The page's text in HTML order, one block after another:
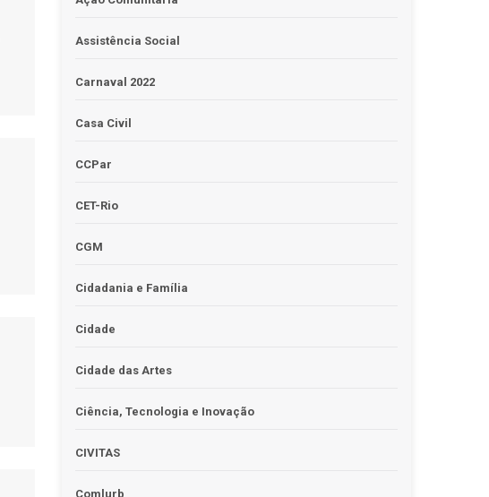
Assistência Social
Carnaval 2022
Casa Civil
CCPar
CET-Rio
CGM
Cidadania e Família
Cidade
Cidade das Artes
Ciência, Tecnologia e Inovação
CIVITAS
Comlurb